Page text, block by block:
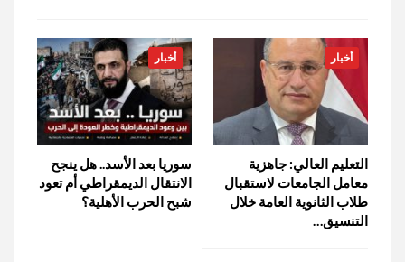
أخبار
التعليم العالي: جاهزية
معامل الجامعات لاستقبال
طلاب الثانوية العامة خلال
التنسيق…
أخبار
سوريا بعد الأسد.. هل ينجح
الانتقال الديمقراطي أم تعود
شبح الحرب الأهلية؟